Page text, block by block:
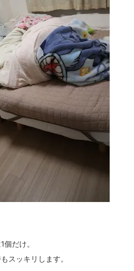
だけ。
スッキリします。